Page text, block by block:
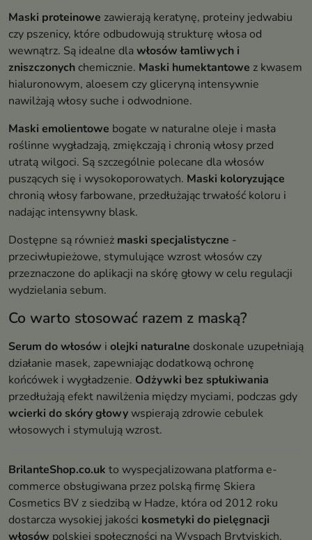
Maski proteinowe zawierają keratynę, proteiny jedwabiu
czy pszenicy, które odbudowują strukturę włosa od
wewnątrz. Są idealne dlawłosów łamliwych i
zniszczonychchemicznie. Maski humektantowe z kwasem
hialuronowym, aloesem czy gliceryną intensywnie
nawilżają włosy suche i odwodnione.
Maski emolientowe bogate w naturalne oleje i masła
roślinne wygładzają, zmiękczają i chronią włosy przed
utratą wilgoci. Są szczególnie polecane dla włosów
puszących się i wysokoporowatych. Maski koloryzujące
chronią włosy farbowane, przedłużając trwałość koloru i
nadając intensywny blask.
Dostępne są również maski specjalistyczne -
przeciwłupieżowe, stymulujące wzrost włosów czy
przeznaczone do aplikacji na skórę głowy w celu regulacji
wydzielania sebum.
Co warto stosować razem z maską?
Serum do włosów i olejki naturalne doskonale uzupełniają
działanie masek, zapewniając dodatkową ochronę
końcówek i wygładzenie. Odżywki bez spłukiwania
przedłużają efekt nawilżenia między myciami, podczas gdy
wcierki do skóry głowywspierają zdrowie cebulek
włosowych i stymulują wzrost.
BrilanteShop.co.uk to wyspecjalizowana platforma e-
commerce obsługiwana przez polską firmę Skiera
Cosmetics BV z siedzibą w Hadze, która od 2012 roku
dostarcza wysokiej jakości kosmetyki do pielęgnacji
włosów polskiej społeczności na Wyspach Brytyjskich.